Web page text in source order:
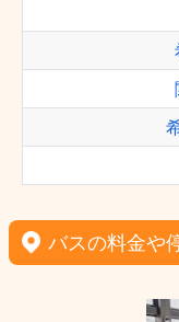
バスの料金や